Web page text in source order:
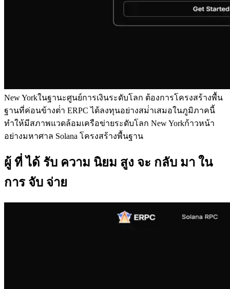
New Yorkในฐานะศูนย์การเงินระดับโลก ต้องการโครงสร้างพื้น
ฐานที่ค่อนข้างต่ํา ERPC ได้ลงทุนอย่างสม่ําเสมอในภูมิภาคนี้
ทําให้มีสภาพแวดล้อมเครือข่ายระดับโลก New Yorkก้าวหน้า
อย่างมหาศาล Solana โครงสร้างพื้นฐาน
ผู้ ที่ ได้ รับ ความ นิยม สูง จะ กลับ มา ใน
การ จับ จ่าย